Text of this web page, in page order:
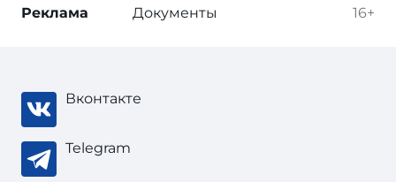
16+
Реклама Документы
Вконтакте
Telegram